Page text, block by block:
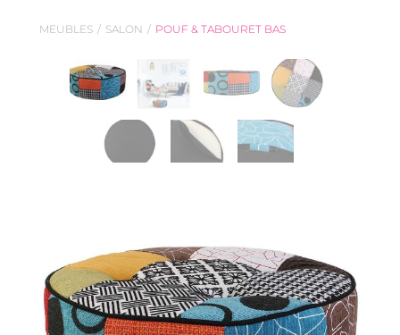
MEUBLES SALON POUF & TABOURET BAS